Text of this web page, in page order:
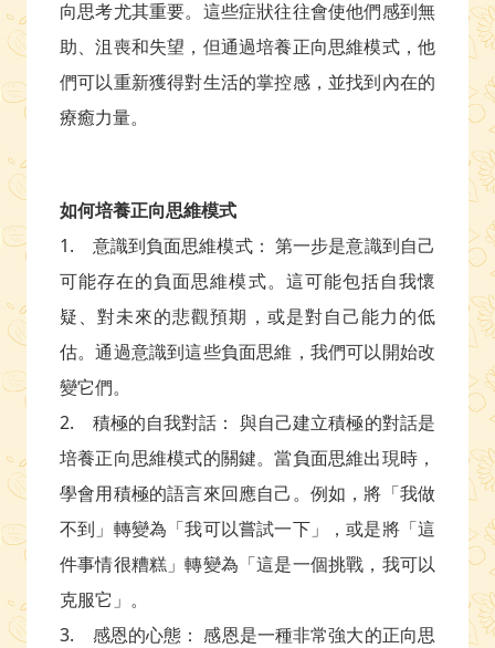
向思考尤其重要。這些症狀往往會使他們感到無
助、沮喪和失望，但通過培養正向思維模式，他
們可以重新獲得對生活的掌控感，並找到內在的
療癒力量。
如何培養正向思維模式
1. 意識到負面思維模式： 第一步是意識到自己
可能存在的負面思維模式。這可能包括自我懷
疑、對未來的悲觀預期，或是對自己能力的低
估。通過意識到這些負面思維，我們可以開始改
變它們。
2. 積極的自我對話： 與自己建立積極的對話是
培養正向思維模式的關鍵。當負面思維出現時，
學會用積極的語言來回應自己。例如，將「我做
不到」轉變為「我可以嘗試一下」，或是將「這
件事情很糟糕」轉變為「這是一個挑戰，我可以
克服它」。
3. 感恩的心態： 感恩是一種非常強大的正向思